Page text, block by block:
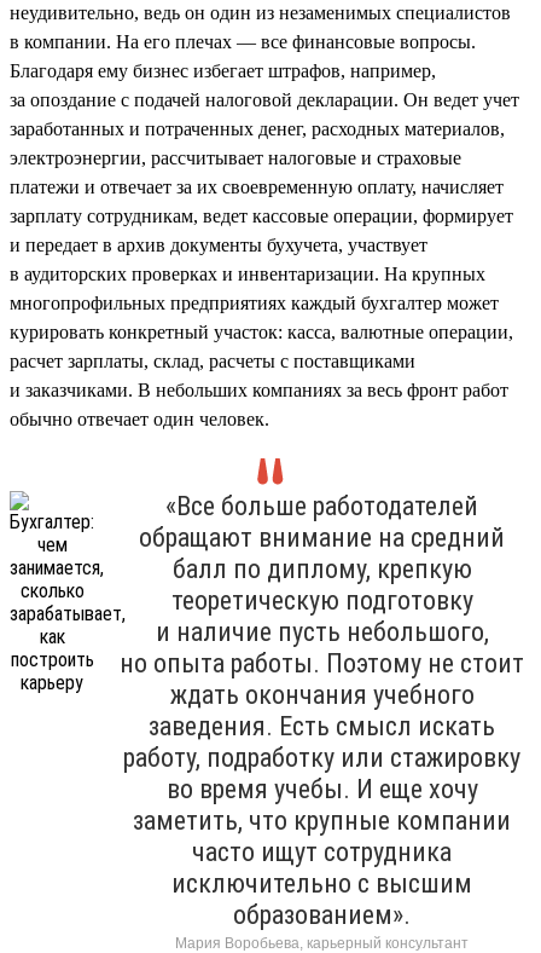
неудивительно, ведь он один из незаменимых специалистов
в компании. На его плечах — все финансовые вопросы.
Благодаря ему бизнес избегает штрафов, например,
за опоздание с подачей налоговой декларации. Он ведет учет
заработанных и потраченных денег, расходных материалов,
электроэнергии, рассчитывает налоговые и страховые
платежи и отвечает за их своевременную оплату, начисляет
зарплату сотрудникам, ведет кассовые операции, формирует
и передает в архив документы бухучета, участвует
в аудиторских проверках и инвентаризации. На крупных
многопрофильных предприятиях каждый бухгалтер может
курировать конкретный участок: касса, валютные операции,
расчет зарплаты, склад, расчеты с поставщиками
и заказчиками. В небольших компаниях за весь фронт работ
обычно отвечает один человек.
«Все больше работодателей
обращают внимание на средний
балл по диплому, крепкую
теоретическую подготовку
и наличие пусть небольшого,
но опыта работы. Поэтому не стоит
ждать окончания учебного
заведения. Есть смысл искать
работу, подработку или стажировку
во время учебы. И еще хочу
заметить, что крупные компании
часто ищут сотрудника
исключительно с высшим
образованием».
Мария Воробьева, карьерный консультант